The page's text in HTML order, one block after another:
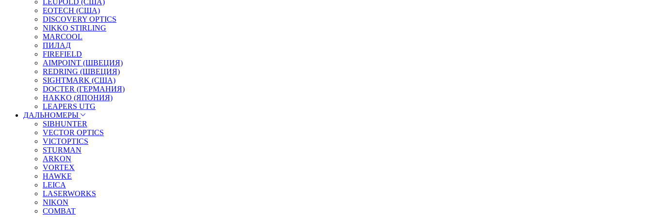
LEUPOLD (США)
EOTECH (США)
DISCOVERY OPTICS
NIKKO STIRLING
MARCOOL
ПИЛАД
FIREFIELD
AIMPOINT (ШВЕЦИЯ)
REDRING (ШВЕЦИЯ)
SIGHTMARK (США)
DOCTER (ГЕРМАНИЯ)
HAKKO (ЯПОНИЯ)
LEAPERS UTG
ДАЛЬНОМЕРЫ
SIBHUNTER
VECTOR OPTICS
VICTOPTICS
STURMAN
ARKON
VORTEX
HAWKE
LEICA
LASERWORKS
NIKON
COMBAT